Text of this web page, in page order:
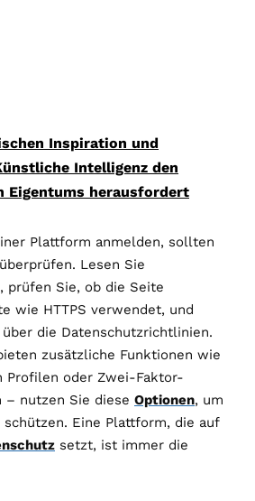
Inspiration und
Intelligenz den
Eigentums herausfordert
Plattform anmelden, sollten
Lesen Sie
prüfen Sie, ob die Seite
wie HTTPS verwendet, und
die Datenschutzrichtlinien.
zusätzliche Funktionen wie
Profilen oder Zwei-Faktor-
– nutzen Sie diese Optionen, um
Eine Plattform, die auf
setzt, ist immer die